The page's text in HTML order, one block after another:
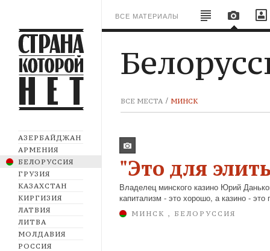
АЗЕРБАЙДЖАН
АРМЕНИЯ
БЕЛОРУССИЯ
ГРУЗИЯ
КАЗАХСТАН
КИРГИЗИЯ
ЛАТВИЯ
ЛИТВА
МОЛДАВИЯ
РОССИЯ
ВСЕ МАТЕРИАЛЫ
ВСЕ МЕСТА МИНСК
"Это для
Владелец минского казино Юрий
капитализм - это хорошо, а казино - это
МИНСК , БЕЛОРУССИЯ